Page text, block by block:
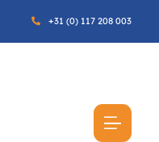
+31 (0) 117 208 003